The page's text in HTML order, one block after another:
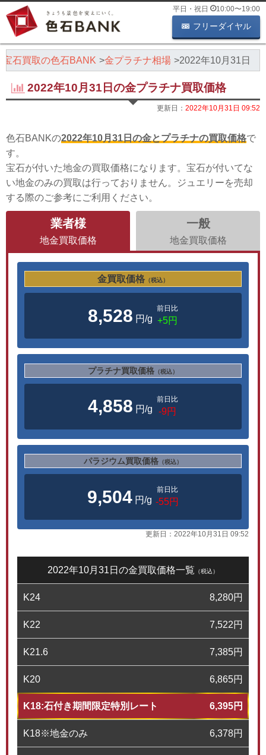
平日・祝日 10:00〜19:00
フリーダイヤル
宝石買取の色石BANK 金プラチナ相場 2022年10月31日
2022年10月31日の金プラチナ買取価格
更新日： 2022年10月31日 09:52
色石BANKの2022年10月31日の金とプラチナの買取価格で
す。
宝石が付いた地金の買取価格になります。宝石が付いてな
い地金のみの買取は行っておりません。ジュエリーを売却
する際のご参考にご利用ください。
業者様
地金買取価格
一般
地金買取価格
金買取価格 （税込）
8,528 円/g
前日比
+5円
プラチナ買取価格 （税込）
4,858 円/g
前日比
-9円
パラジウム買取価格 （税込）
9,504 円/g
前日比
-55円
更新日： 2022年10月31日 09:52
2022年10月31日の金買取価格一覧 （税込）
K24 8,280円
K22 7,522円
K21.6 7,385円
K20 6,865円
K18:石付き期間限定特別レート 6,395円
K18※地金のみ 6,378円